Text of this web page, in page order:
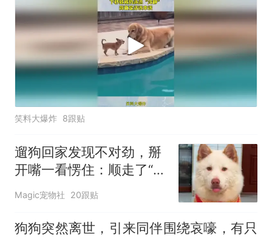
笑料大爆炸 8跟贴
遛狗回家发现不对劲，掰
开嘴一看愣住：顺走了“好
朋狗”的玩具
Magic宠物社 20跟贴
狗狗突然离世，引来同伴围绕哀嚎，有只